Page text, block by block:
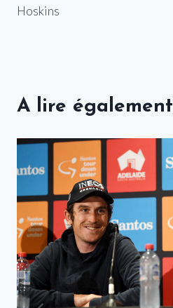
Hoskins
A lire également